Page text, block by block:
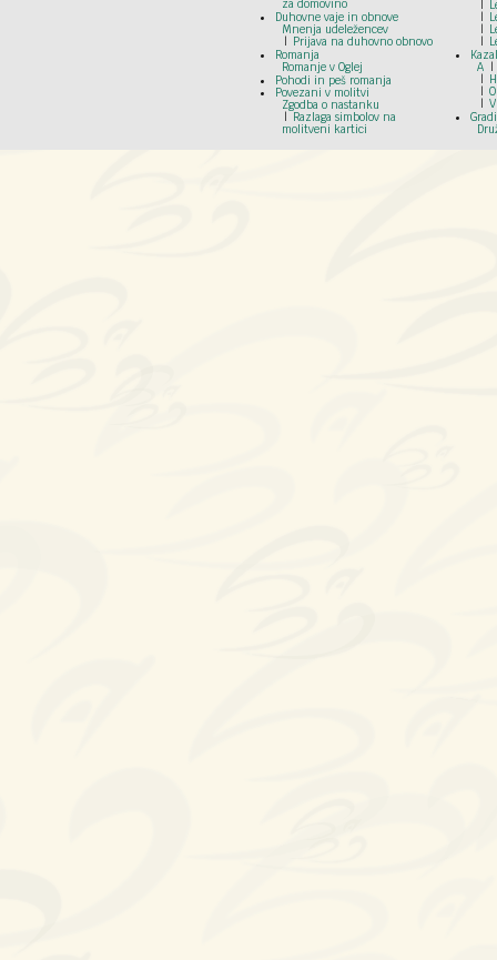
za domovino
Duhovne vaje in obnove
Mnenja udeležencev
Prijava na duhovno obnovo
Romanja
Romanje v Oglej
Pohodi in peš romanja
Povezani v molitvi
Zgodba o nastanku
Razlaga simbolov na
molitveni kartici
A
H
O
V